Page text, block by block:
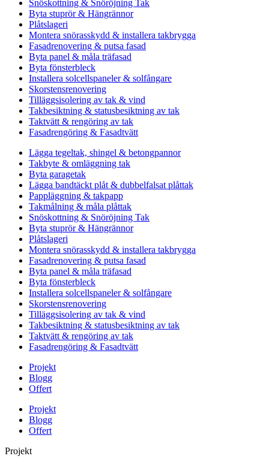
Snöskottning & Snöröjning Tak
Byta stuprör & Hängrännor
Plåtslageri
Montera snörasskydd & installera takbrygga
Fasadrenovering & putsa fasad
Byta panel & måla träfasad
Byta fönsterbleck
Installera solcellspaneler & solfångare
Skorstensrenovering
Tilläggsisolering av tak & vind
Takbesiktning & statusbesiktning av tak
Taktvätt & rengöring av tak
Fasadrengöring & Fasadtvätt
Lägga tegeltak, shingel & betongpannor
Takbyte & omläggning tak
Byta garagetak
Lägga bandtäckt plåt & dubbelfalsat plåttak
Pappläggning & takpapp
Takmålning & måla plåttak
Snöskottning & Snöröjning Tak
Byta stuprör & Hängrännor
Plåtslageri
Montera snörasskydd & installera takbrygga
Fasadrenovering & putsa fasad
Byta panel & måla träfasad
Byta fönsterbleck
Installera solcellspaneler & solfångare
Skorstensrenovering
Tilläggsisolering av tak & vind
Takbesiktning & statusbesiktning av tak
Taktvätt & rengöring av tak
Fasadrengöring & Fasadtvätt
Projekt
Blogg
Offert
Projekt
Blogg
Offert
Projekt